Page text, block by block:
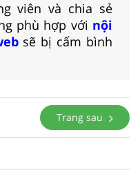
viên và chia sẻ
phù hợp với nội
sẽ bị cấm bình
Trang sau